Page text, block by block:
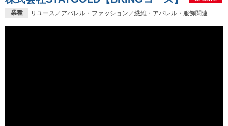
業種 リユース／アパレル・ファッション／繊維・アパレル・服飾関連